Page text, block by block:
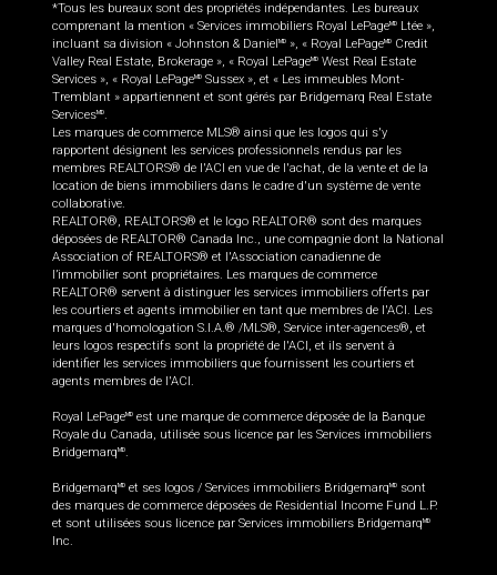
*Tous les bureaux sont des propriétés indépendantes. Les bureaux
comprenant la mention « Services immobiliers Royal LePageMD
Ltée »,
incluant sa division « Johnston & Daniel MD », « Royal LePageMD
Credit
Valley Real Estate, Brokerage », « Royal LePageMD West Real Estate
Services », « Royal LePageMD Sussex », et « Les immeubles Mont-
Tremblant » appartiennent et sont gérés par Bridgemarq Real Estate
ServicesMD.
Les marques de commerce MLS® ainsi que les logos qui s'y
rapportent désignent les services professionnels rendus par les
membres REALTORS® de l'ACI en vue de l'achat, de la vente et de la
location de biens immobiliers dans le cadre d'un système de vente
collaborative.
REALTOR®, REALTORS® et le logo REALTOR® sont des marques
déposées de REALTOR® Canada Inc., une compagnie dont la National
Association of REALTORS® et l'Association canadienne de
l’immobilier sont propriétaires. Les marques de commerce
REALTOR® servent à distinguer les services immobiliers offerts par
les courtiers et agents immobilier en tant que membres de l'ACI. Les
marques d'homologation S.I.A.® /MLS®, Service inter-agences®, et
leurs logos respectifs sont la propriété de l'ACI, et ils servent à
identifier les services immobiliers que fournissent les courtiers et
agents membres de l'ACI.
Royal LePageMD est une marque de commerce déposée de la Banque
Royale du Canada, utilisée sous licence par les Services immobiliers
BridgemarqMD.
BridgemarqMD et ses logos / Services immobiliers BridgemarqMD
sont
des marques de commerce déposées de Residential Income Fund L.P.
et sont utilisées sous licence par Services immobiliers BridgemarqMD
Inc.